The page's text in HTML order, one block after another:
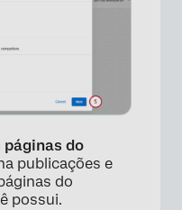
páginas do
publicações e
do
possui.